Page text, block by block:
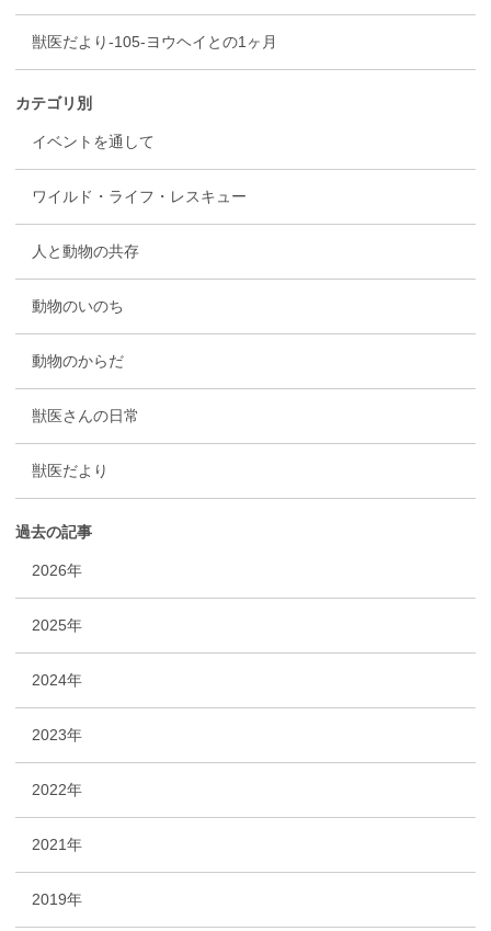
獣医だより-105-ヨウヘイとの1ヶ月
カテゴリ別
イベントを通して
ワイルド・ライフ・レスキュー
人と動物の共存
動物のいのち
動物のからだ
獣医さんの日常
獣医だより
過去の記事
2026年
2025年
2024年
2023年
2022年
2021年
2019年